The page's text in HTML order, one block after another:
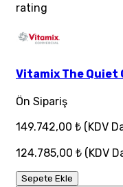
rating
Vitamix The Quiet
Ön Sipariş
149.742,00 ₺ (KDV
124.785,00 ₺ (KDV
Sepete Ekle